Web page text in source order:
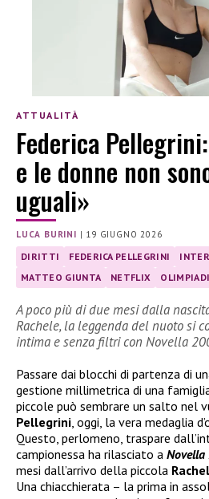
ATTUALITÀ
Federica
e le donne non
uguali»
LUCA BURINI | 19 GIUGNO 2026
DIRITTI FEDERICA PELLEGRINI
MATTEO GIUNTA
NETFLIX OLIMPIADI
A poco più di due mesi dalla
Rachele, la leggenda del nuoto si
intima e senza filtri con Novella
Passare dai blocchi di partenza di
gestione millimetrica di una
piccole può sembrare un salto nel
Pellegrini , oggi, la vera medaglia
Questo, perlomeno, traspare
campionessa ha rilasciato a
mesi dall’arrivo della piccola
Una chiacchierata – la prima in